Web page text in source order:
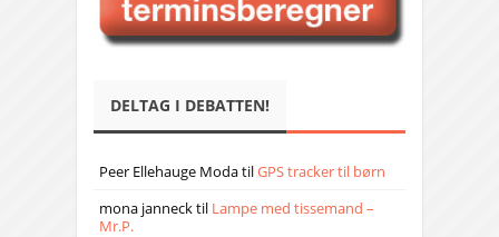
DELTAG I DEBATTEN!
Peer Ellehauge ModatilGPS tracker til børn
mona jannecktil Lampe med tissemand –
Mr.P.